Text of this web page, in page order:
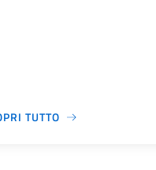
TUTTO